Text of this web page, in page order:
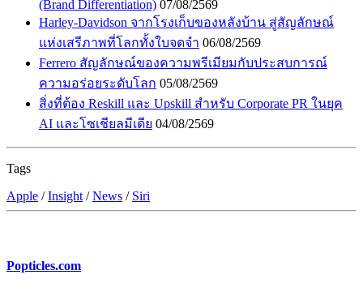
(Brand Differentiation) 07/08/2569
Harley-Davidson จากโรงเก็บของหลังบ้าน สู่สัญลักษณ์
แห่งเสรีภาพที่โลกทั้งใบจดจำ 06/08/2569
Ferrero สัญลักษณ์ของความพรีเมียมกับประสบการณ์
ความอร่อยระดับโลก 05/08/2569
สิ่งที่ต้อง Reskill และ Upskill สำหรับ Corporate PR ในยุค
AI และโซเชียลมีเดีย 04/08/2569
Tags
Apple /Insight /News / Siri
Popticles.com